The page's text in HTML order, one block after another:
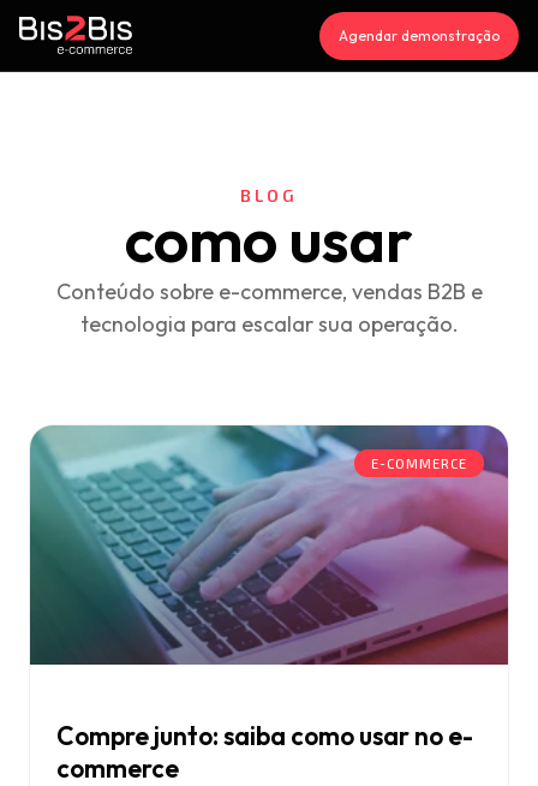
Agendar demonstração
BLOG
como usar
Conteúdo sobre e-commerce, vendas B2B e
tecnologia para escalar sua operação.
E-COMMERCE
Compre junto: saiba como usar no e-
commerce